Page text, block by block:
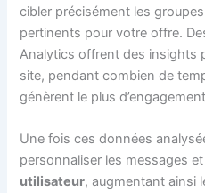
cibler précisément les
pertinents pour votre offre.
Analytics offrent des insights
site, pendant combien de
génèrent le plus
Une fois ces données
personnaliser les messages et
utilisateur, augmentant ainsi